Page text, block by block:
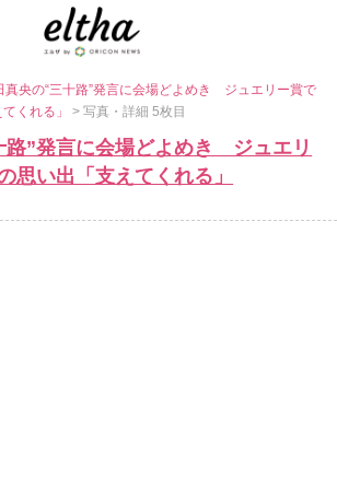
真央の“三十路”発言に会場どよめき ジュエリー賞で
てくれる」> 写真・詳細 5枚目
路”発言に会場どよめき ジュエリ
思い出「支えてくれる」